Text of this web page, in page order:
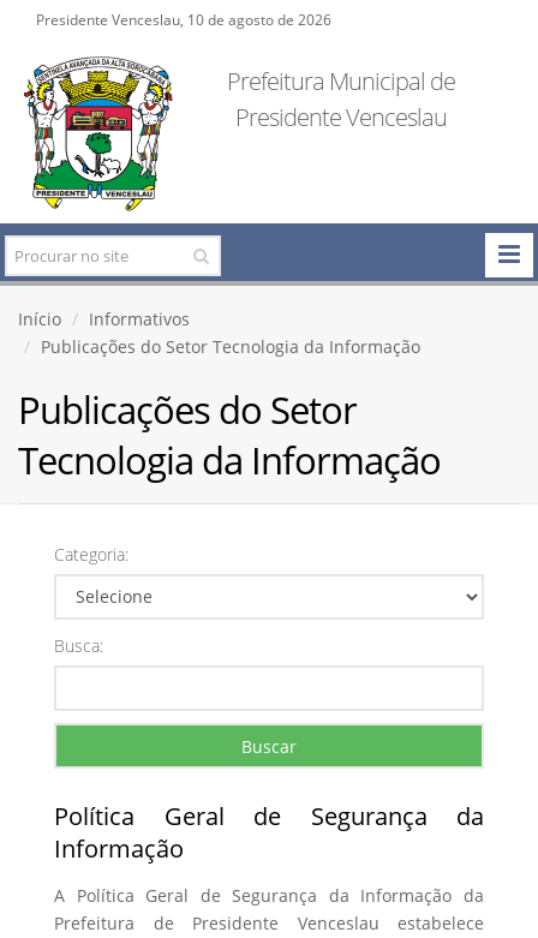
Presidente Venceslau, 10 de agosto de 2026
Prefeitura Municipal de
Presidente Venceslau
Início
Informativos
Publicações do Setor Tecnologia da Informação
Publicações do Setor
Tecnologia da Informação
Categoria:
Busca:
Buscar
Política Geral de Segurança da
Informação
A Política Geral de Segurança da Informação da
Prefeitura de Presidente Venceslau estabelece